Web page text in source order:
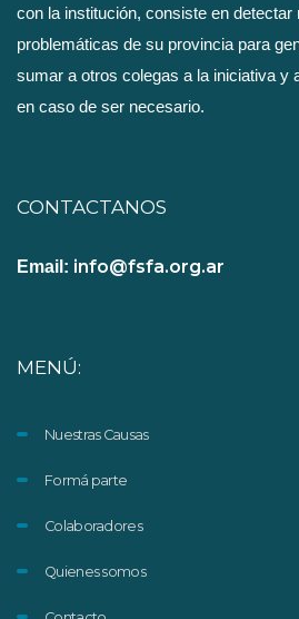
con la institución, consiste en detectar
problemáticas de su provincia para
sumar a otros colegas a la iniciativa y
en caso de ser necesario.
CONTACTANOS
Email: info@fsfa.org.ar
MENÚ:
Nuestras Causas
Formá parte
Colaboradores
Quienes somos